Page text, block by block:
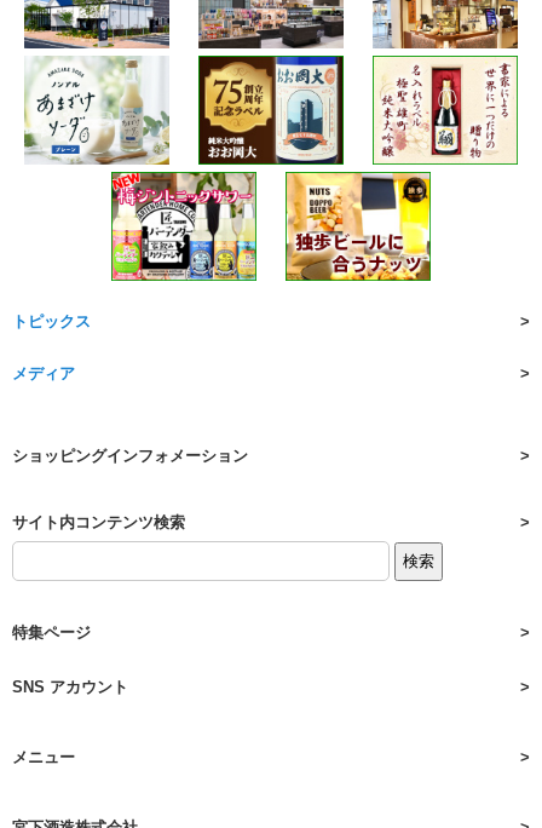
トピックス
メディア
ショッピングインフォメーション
サイト内コンテンツ検索
特集ページ
SNS アカウント
メニュー